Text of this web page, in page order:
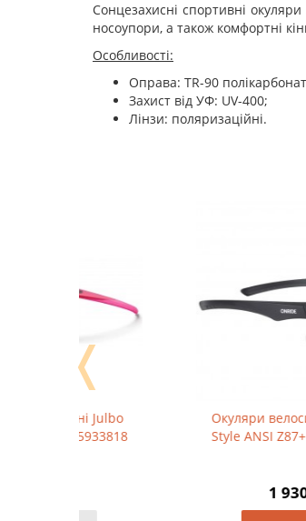
Сонцезахисні спортивні
носоупори, а також комфортні
Особливості:
Оправа: TR-90
Захист від УФ: UV-400;
Лінзи: поляризаційні.
Окуляри велосипедні Onride
Style ANSI Z87+ Photochromic
❬